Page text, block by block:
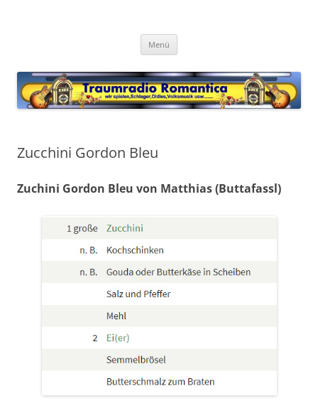
Menü
Zucchini Gordon Bleu
Zuchini Gordon Bleu von Matthias (Buttafassl)